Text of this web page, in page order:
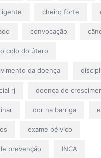
cheiro forte
convocação
colo do útero
da doença
rj doença de
dor na barriga
exame pélvico
prevenção INCA